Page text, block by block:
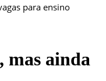
para ensino
mas ainda